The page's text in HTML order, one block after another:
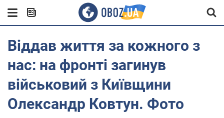
Віддав життя за кожного з
нас: на фронті загинув
військовий з Київщини
Олександр Ковтун. Фото